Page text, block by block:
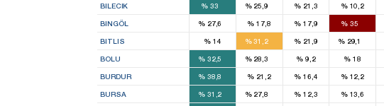
BILECIK % 33 %25,9 % 21,3 %10,2
BINGÖL %27,6 % 17,8 % 17,9 % 35
2
BITLIS % 14 %31,2
2
% 21,9 %29,1
BOLU %32,5 %28,3 %9,2 % 18
BURDUR %38,8 % 21,2 % 16,4 %12,2
BURSA %31,2 %27,8
4
% 12,3 %13,6